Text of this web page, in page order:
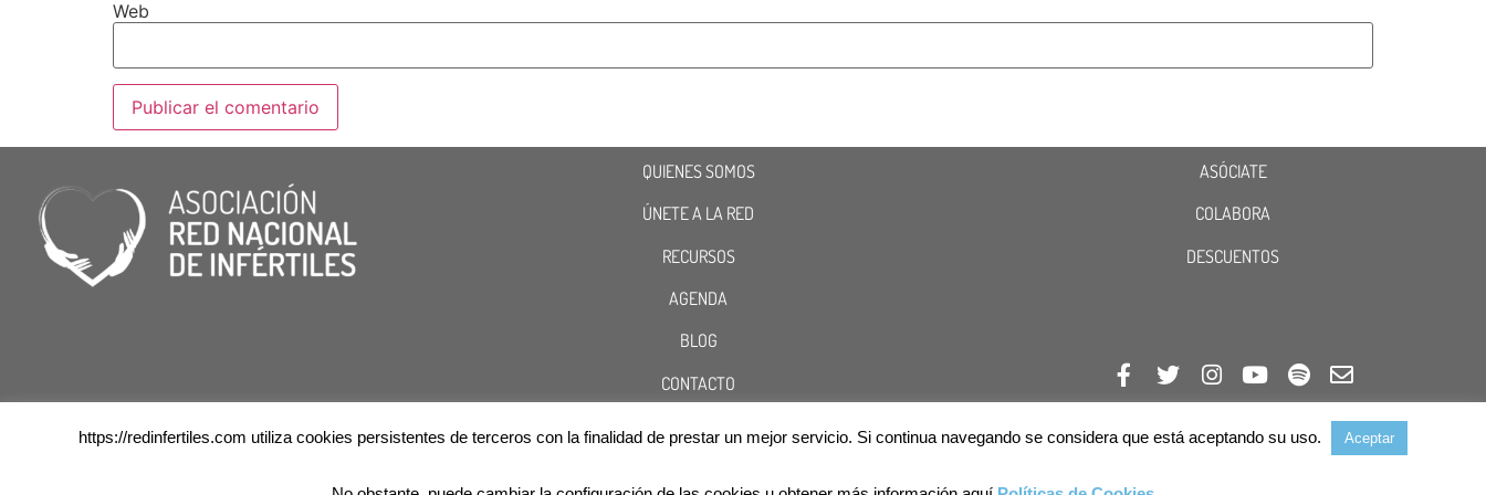
Web
QUIENES SOMOS
ÚNETE A LA RED
RECURSOS
AGENDA
BLOG
CONTACTO
Cookies Aviso Legal Política de Privacidad
ASÓCIATE
COLABORA
DESCUENTOS
https://redinfertiles.com utiliza cookies persistentes de terceros con la finalidad de prestar un mejor servicio. Si continua navegando se considera que está aceptando su uso. Aceptar